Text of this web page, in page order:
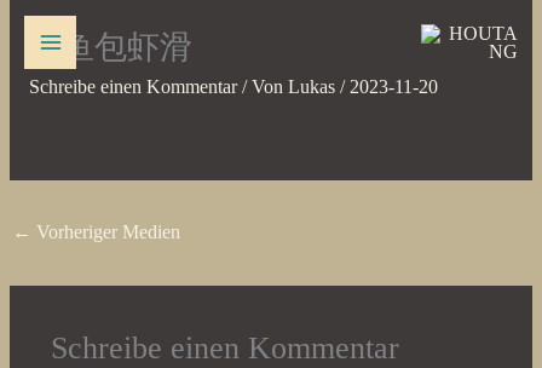
Zum
Inhalt
springen
鱿鱼包虾滑
Schreibe einen Kommentar / Von Lukas / 2023-11-20
← Vorheriger Medien
Schreibe einen Kommentar